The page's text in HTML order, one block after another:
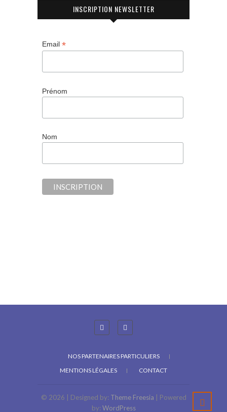
INSCRIPTION NEWSLETTER
Email *
Prénom
Nom
NOS PARTENAIRES PARTICULIERS
MENTIONS LÉGALES
CONTACT
© 2026 | Designed by: Theme Freesia | Powered
by: WordPress